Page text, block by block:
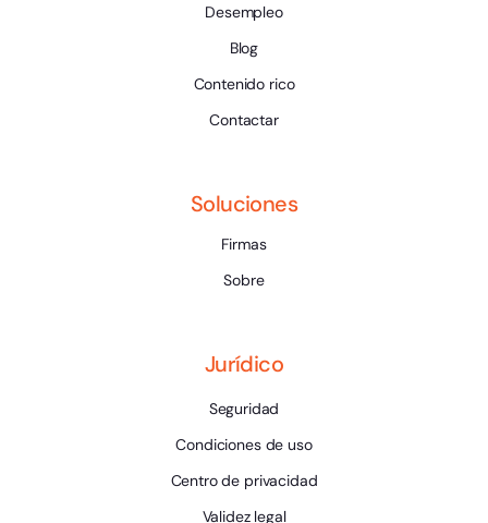
Desempleo
Blog
Contenido rico
Contactar
Soluciones
Firmas
Sobre
Jurídico
Seguridad
Condiciones de uso
Centro de privacidad
Validez legal